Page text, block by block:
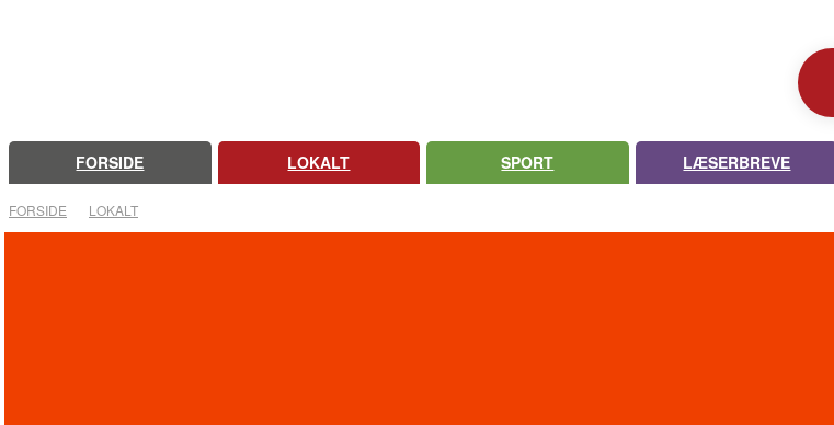
FORSIDE LOKALT SPORT LÆSERBREVE
FORSIDE LOKALT